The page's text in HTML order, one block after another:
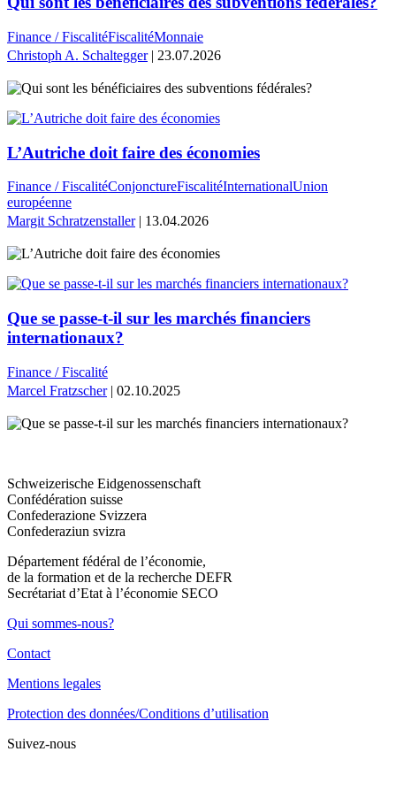
Finance / FiscalitéFiscalitéMonnaie
Christoph A. Schaltegger| 23.07.2026
L’Autriche doit faire des économies
Finance / FiscalitéConjonctureFiscalitéInternationalUnion
européenne
Margit Schratzenstaller| 13.04.2026
Que se passe-t-il sur les marchés financiers
internationaux?
Finance / Fiscalité
Marcel Fratzscher| 02.10.2025
Schweizerische Eidgenossenschaft
Confédération suisse
Confederazione Svizzera
Confederaziun svizra
Département fédéral de l’économie,
de la formation et de la recherche DEFR
Secrétariat d’Etat à l’économie SECO
Qui sommes-nous?
Contact
Mentions legales
Protection des données/Conditions d’utilisation
Suivez-nous